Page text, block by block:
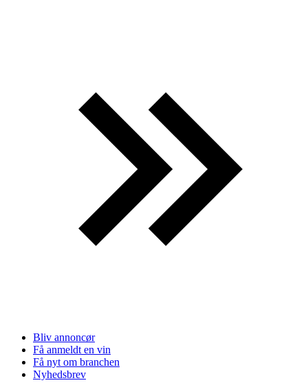
Bliv annoncør
Få anmeldt en vin
Få nyt om branchen
Nyhedsbrev